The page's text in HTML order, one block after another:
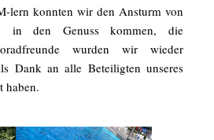
lern konnten wir den Ansturm von
in den Genuss kommen, die
wurden wir wieder
Dank an alle Beteiligten unseres
haben.